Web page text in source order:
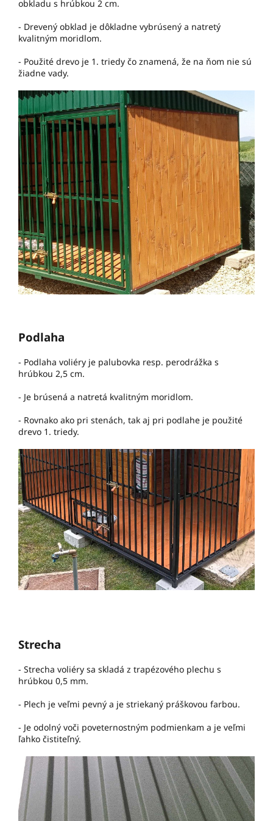
obkladu s hrúbkou 2 cm.
- Drevený obklad je dôkladne vybrúsený a natretý
kvalitným moridlom.
- Použité drevo je 1. triedy čo znamená, že na ňom nie sú
žiadne vady.
Podlaha
- Podlaha voliéry je palubovka resp. perodrážka s
hrúbkou 2,5 cm.
- Je brúsená a natretá kvalitným moridlom.
- Rovnako ako pri stenách, tak aj pri podlahe je použité
drevo 1. triedy.
Strecha
- Strecha voliéry sa skladá z trapézového plechu s
hrúbkou 0,5 mm.
- Plech je veľmi pevný a je striekaný práškovou farbou.
- Je odolný voči poveternostným podmienkam a je veľmi
ľahko čistiteľný.